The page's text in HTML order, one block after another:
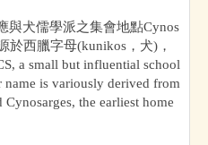
與犬儒學派之集會地點Cynos
於西臘字母(kunikos，犬)，
a small but influential school
is variously derived from
the earliest home